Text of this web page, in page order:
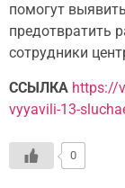
помогут
предотвратить
сотрудники
ССЫЛКА https://
vyyavili-13-
0